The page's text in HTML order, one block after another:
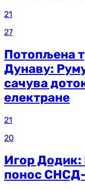
21
27
Потопљена
Дунаву:
сачува
електране
21
20
Игор Додик:
понос